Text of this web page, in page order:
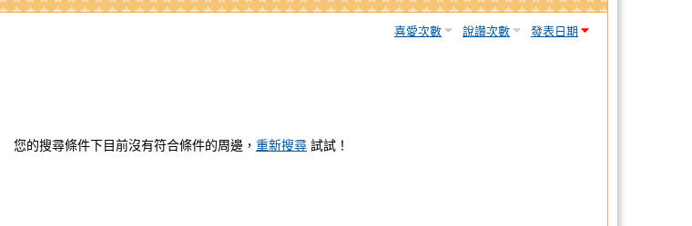
喜愛次數 說讚次數 發表日期
您的搜尋條件下目前沒有符合條件的周邊， 重新搜尋 試試！